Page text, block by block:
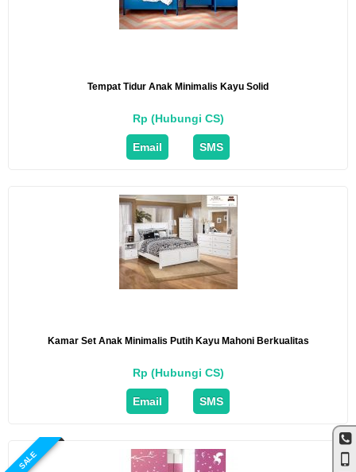
Tempat Tidur Anak Minimalis Kayu Solid
Rp (Hubungi CS)
Email SMS
Kamar Set Anak Minimalis Putih Kayu Mahoni Berkualitas
Rp (Hubungi CS)
Email SMS
SALE